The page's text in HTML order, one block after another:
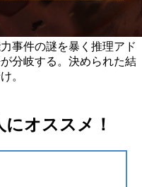
事件の謎を暴く推理アド
分岐する。決められた結
。
オススメ！